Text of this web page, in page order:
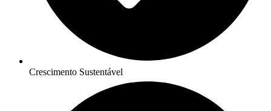
Crescimento Sustentável